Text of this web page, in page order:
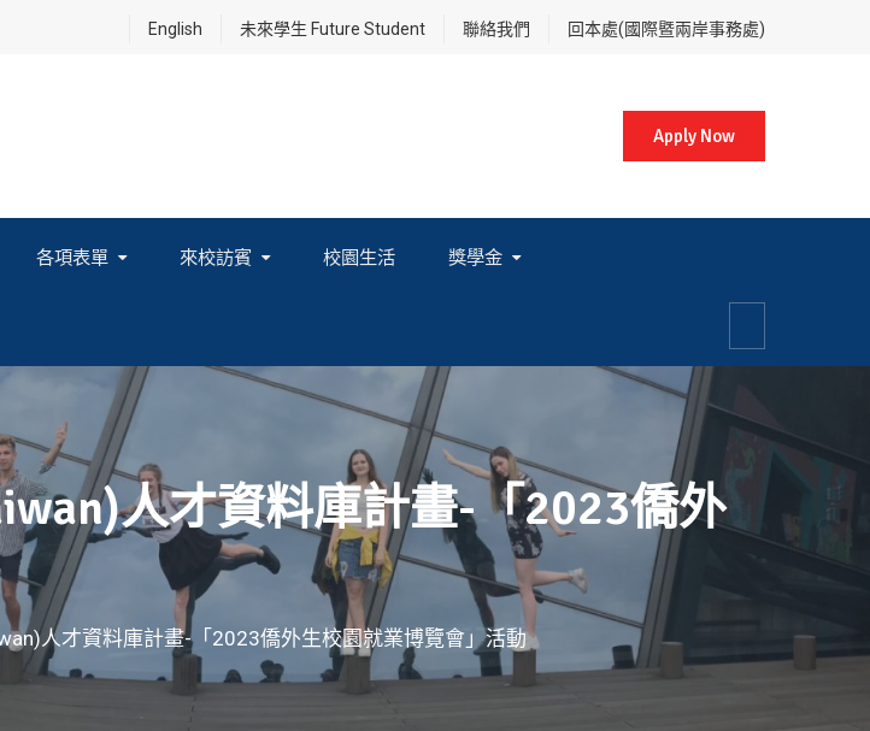
English 未來學生 Future Student 聯絡我們 回本處(國際暨兩岸事務處)
Apply Now
各項表單 來校訪賓 校園生活 獎學金
人才資料庫計畫-「2023僑外
人才資料庫計畫-「2023僑外生校園就業博覽會」活動